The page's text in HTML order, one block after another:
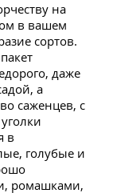
на
в вашем
сортов.
даже
а
саженцев, с
в
голубые и
ромашками,